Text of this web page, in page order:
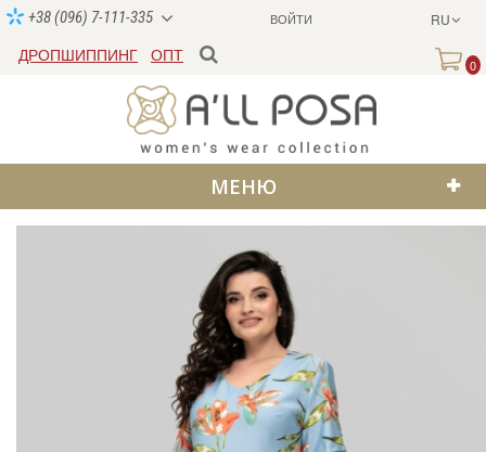
ВОЙТИ RU
+38 (096) 7-111-335
ДРОПШИППИНГ ОПТ
0
МЕНЮ